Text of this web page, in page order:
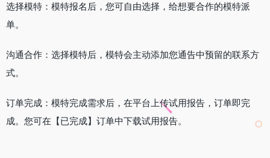
选择模特：模特报名后，您可自由选择，给想要合作的模特派
单。
沟通合作：选择模特后，模特会主动添加您通告中预留的联系方
式。
订单完成：模特完成需求后，在平台上传试用报告，订单即完
成。您可在【已完成】订单中下载试用报告。